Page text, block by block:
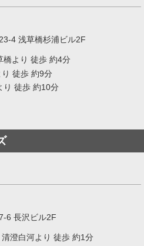
4 浅草橋杉浦ビル2F
橋より 徒歩 約4分
徒歩 約9分
り 徒歩 約10分
6 長沢ビル2F
澄白河より 徒歩 約1分